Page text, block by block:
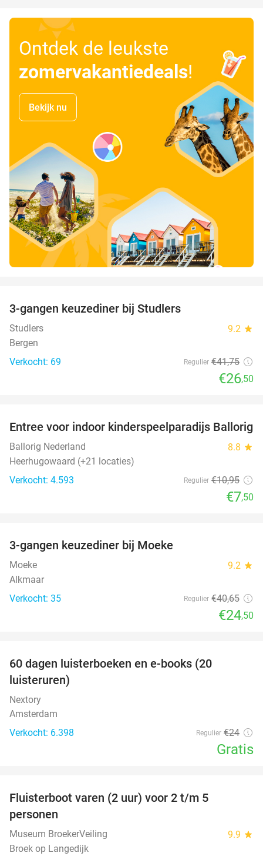
Ontdek de leukste
zomervakantiedeals!
Bekijk nu
3-gangen keuzediner bij Studlers
Studlers 9.2 star
Bergen
Verkocht: 69
Regulier €41,75
€26,50
32%
Entree voor indoor kinderspeelparadijs Ballorig
Ballorig Nederland 8.8 star
Heerhugowaard (+21 locaties)
Verkocht: 4.593
Regulier €10,95
€7,50
3-gangen keuzediner bij Moeke
Moeke 9.2 star
Alkmaar
Verkocht: 35
Regulier €40,65
€24,50
60 dagen luisterboeken en e-books (20
luisteruren)
Nextory
Amsterdam
Verkocht: 6.398
Regulier €24
Gratis
Fluisterboot varen (2 uur) voor 2 t/m 5
personen
Museum BroekerVeiling 9.9 star
Broek op Langedijk